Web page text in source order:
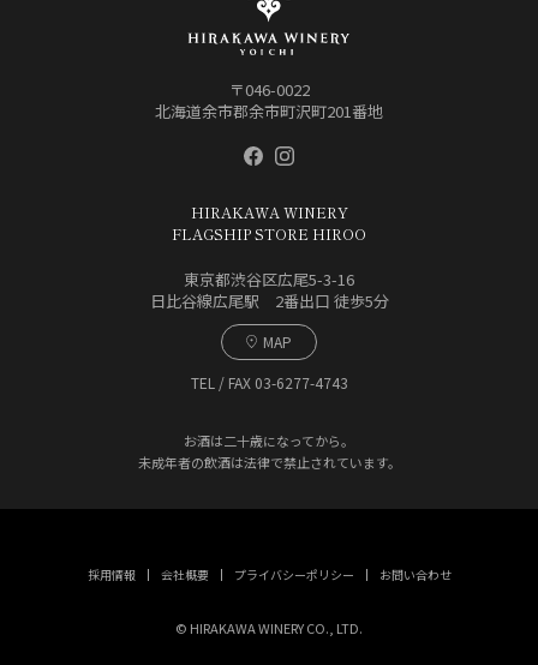
〒046-0022
北海道余市郡余市町沢町201番地
HIRAKAWA WINERY
FLAGSHIP STORE HIROO
東京都渋谷区広尾5-3-16
日比谷線広尾駅 2番出口 徒歩5分
MAP
TEL / FAX 03-6277-4743
お酒は二十歳になってから。
未成年者の飲酒は法律で禁止されています。
採用情報 会社概要 プライバシーポリシー お問い合わせ
© HIRAKAWA WINERY CO., LTD.